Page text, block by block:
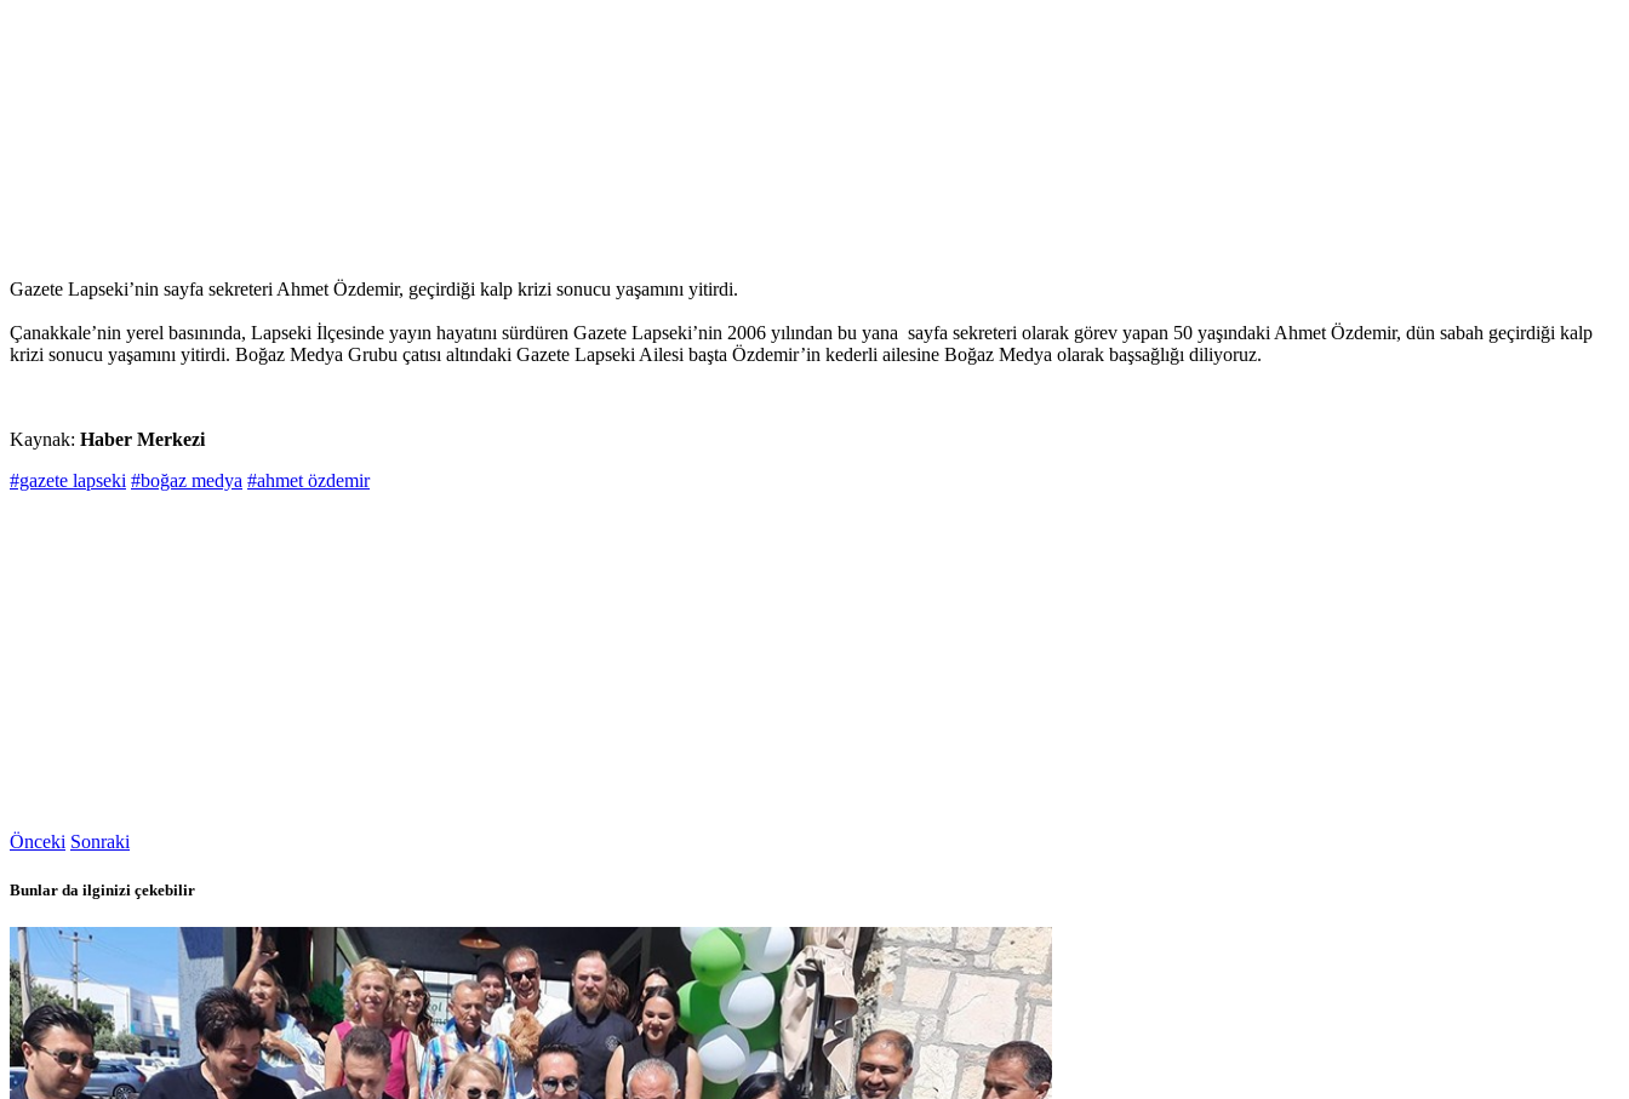
Gazete Lapseki’nin sayfa sekreteri Ahmet Özdemir, geçirdiği kalp krizi sonucu yaşamını yitirdi.
Çanakkale’nin yerel basınında, Lapseki İlçesinde yayın hayatını sürdüren Gazete Lapseki’nin 2006 yılından bu yana sayfa sekreteri olarak görev yapan 50 yaşındaki Ahmet Özdemir, dün sabah geçirdiği kalp
krizi sonucu yaşamını yitirdi. Boğaz Medya Grubu çatısı altındaki Gazete Lapseki Ailesi başta Özdemir’in kederli ailesine Boğaz Medya olarak başsağlığı diliyoruz.
Kaynak: Haber Merkezi
#gazete lapseki #boğaz medya #ahmet özdemir
Önceki Sonraki
Bunlar da ilginizi çekebilir